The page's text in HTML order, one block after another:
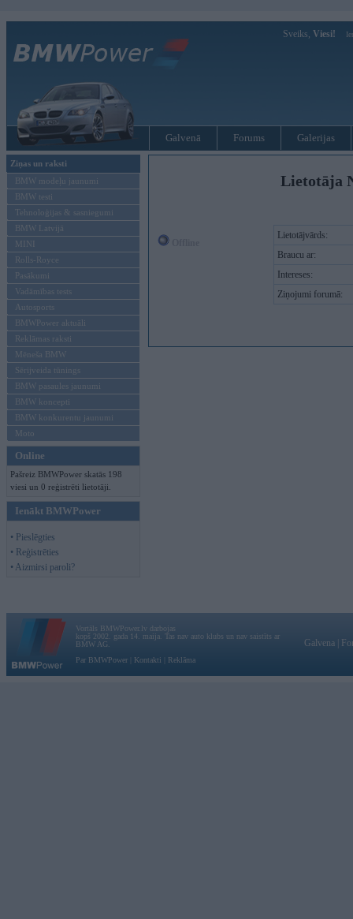
Sveiks, Viesi!
Galvenā Forums Galerijas
Ziņas un raksti
BMW modeļu jaunumi
BMW testi
Tehnoloģijas & sasniegumi
BMW Latvijā
MINI
Rolls-Royce
Pasākumi
Vadāmības tests
Autosports
BMWPower aktuāli
Reklāmas raksti
Mēneša BMW
Sērijveida tūnings
BMW pasaules jaunumi
BMW koncepti
BMW konkurentu jaunumi
Moto
Online
Pašreiz BMWPower skatās 198
viesi un 0 reģistrēti lietotāji.
Ienākt BMWPower
• Pieslēgties
• Reģistrēties
• Aizmirsi paroli?
Lietotāja
Lietotājvārds:
Braucu ar:
Intereses:
Ziņojumi forumā:
Vortāls BMWPower.lv darbojas
kopš 2002. gada 14. maija. Tas nav auto klubs un nav saistīts ar
BMW AG.
Par BMWPower
Kontakti Reklāma
Galvena